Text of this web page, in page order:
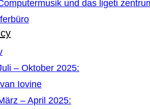
und das ligeti
– Oktober 2025:
Iovine
– April 2025: